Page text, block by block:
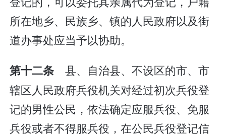
所在地乡、民族乡、镇的人民政府以及街
道办事处应当予以协助。
第十二条 县、自治县、不设区的市、市
辖区人民政府兵役机关对经过初次兵役登
记的男性公民，依法确定应服兵役、免服
兵役或者不得服兵役，在公民兵役登记信